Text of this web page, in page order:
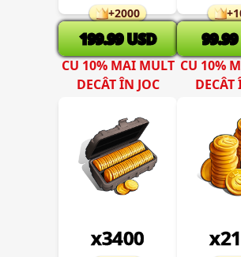
+2000
199.99 USD
+
99.99
CU 10% MAI MULT
DECÂT ÎN JOC
x3400
CU 10%
DECÂT
x